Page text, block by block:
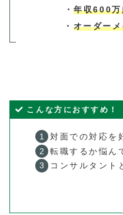
・年収600万
・ オーダー
こんな方におすすめ！
対面での対応を
転職するか悩ん
コンサルタント